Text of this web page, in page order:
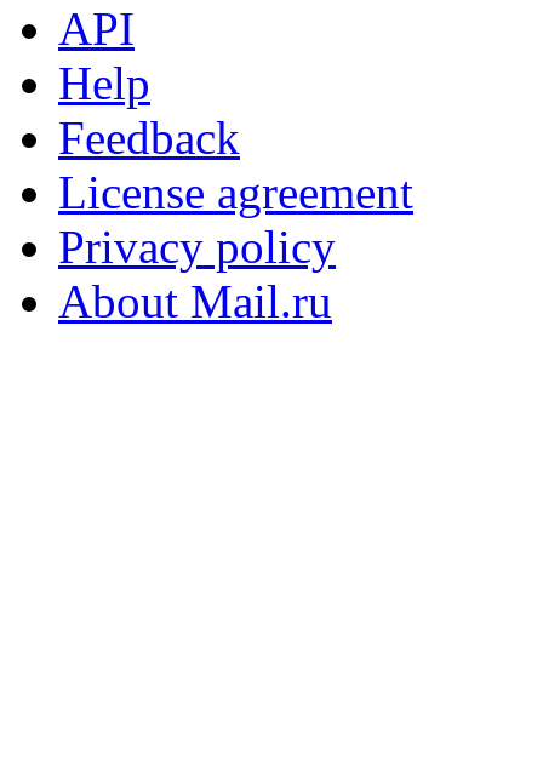
API
Help
Feedback
License agreement
Privacy policy
About Mail.ru